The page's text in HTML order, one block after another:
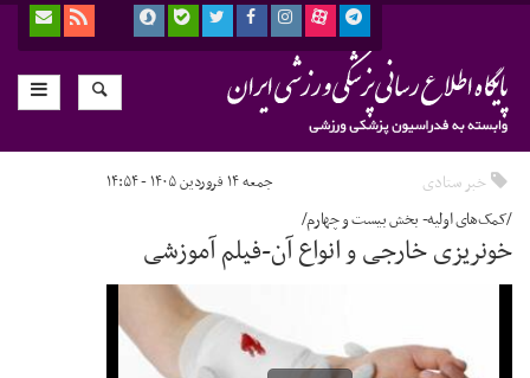
خبر ستادی جمعه ۱۴ فروردین ۱۴۰۵ - ۱۴:۵۴
/کمک‌های اولیه- بخش بیست و چهارم/
خونریزی خارجی و انواع آن-فیلم آموزشی